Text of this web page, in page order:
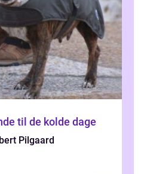
til de kolde dage
Pilgaard